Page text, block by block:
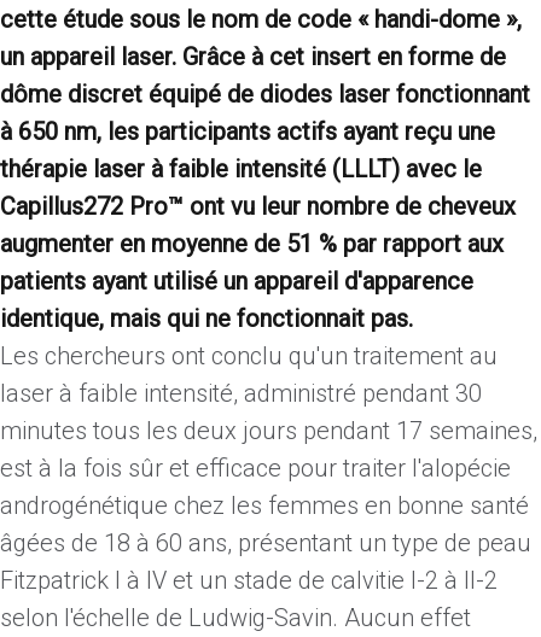
cette étude sous le nom de code « handi-dome »,
un appareil laser. Grâce à cet insert en forme de
dôme discret équipé de diodes laser fonctionnant
à 650 nm, les participants actifs ayant reçu une
thérapie laser à faible intensité (LLLT) avec le
Capillus272 Pro™ ont vu leur nombre de cheveux
augmenter en moyenne de 51 % par rapport aux
patients ayant utilisé un appareil d'apparence
identique, mais qui ne fonctionnait pas.
Les chercheurs ont conclu qu'un traitement au
laser à faible intensité, administré pendant 30
minutes tous les deux jours pendant 17 semaines,
est à la fois sûr et efficace pour traiter l'alopécie
androgénétique chez les femmes en bonne santé
âgées de 18 à 60 ans, présentant un type de peau
Fitzpatrick I à IV et un stade de calvitie I-2 à II-2
selon l'échelle de Ludwig-Savin. Aucun effet